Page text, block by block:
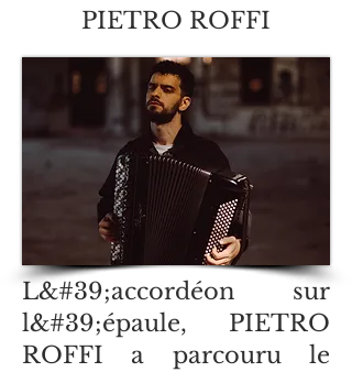
PIETRO ROFFI
L&#39;accordéon sur
l&#39;épaule, PIETRO
ROFFI a parcouru le